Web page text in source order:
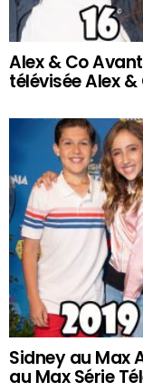
Alex & Co
télévisée Alex &
Sidney au Max
au Max Série